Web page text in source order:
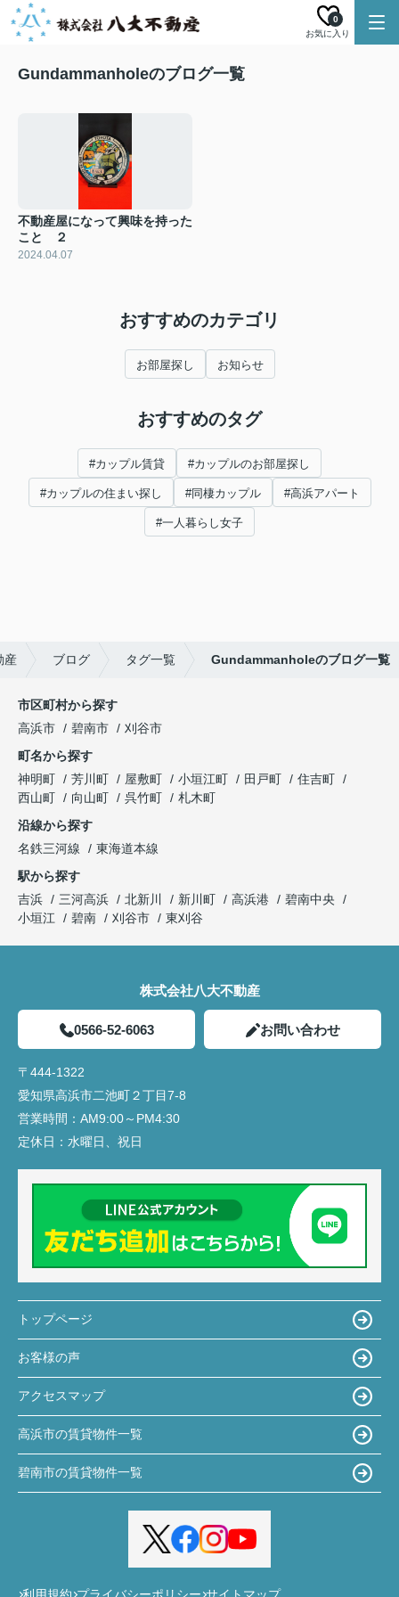
お気に入り
0
Gundammanholeのブログ一覧
不動産屋になって興味を持った
こと ２
2024.04.07
おすすめのカテゴリ
お部屋探し お知らせ
おすすめのタグ
#カップル賃貸 #カップルのお部屋探し
#カップルの住まい探し #同棲カップル #高浜アパート
#一人暮らし女子
産 ブログ タグ一覧 Gundammanholeのブログ一覧
市区町村から探す
高浜市
碧南市
刈谷市
町名から探す
神明町
芳川町 屋敷町 小垣江町 田戸町
住吉町
西山町
向山町 呉竹町
札木町
沿線から探す
名鉄三河線
東海道本線
駅から探す
吉浜
三河高浜 北新川 新川町 高浜港
碧南中央
小垣江
碧南 刈谷市 東刈谷
株式会社八大不動産
0566-52-6063 お問い合わせ
〒444-1322
愛知県高浜市二池町２丁目7-8
営業時間： AM9:00～PM4:30
定休日： 水曜日、祝日
トップページ
お客様の声
アクセスマップ
高浜市の賃貸物件一覧
碧南市の賃貸物件一覧